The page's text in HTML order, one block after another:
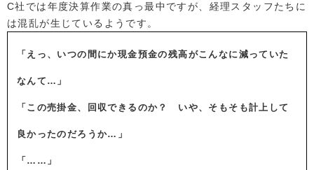
C社では年度決算作業の真っ最中ですが、経理スタッフたちに
は混乱が生じているようです。
「えっ、いつの間にか現金預金の残高がこんなに減っていた
なんて…」
「この売掛金、回収できるのか？ いや、そもそも計上して
良かったのだろうか…」
「……」